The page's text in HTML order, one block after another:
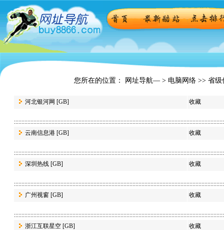
您所在的位置： 网址导航— > 电脑网络>> 省级
河北银河网 [GB] 收藏
云南信息港 [GB] 收藏
深圳热线 [GB] 收藏
广州视窗 [GB] 收藏
浙江互联星空 [GB] 收藏